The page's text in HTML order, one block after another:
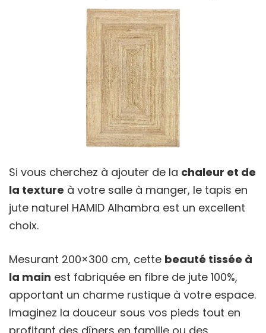
Si vous cherchez à ajouter de la chaleur et de
la texture à votre salle à manger, le tapis en
jute naturel HAMID Alhambra est un excellent
choix.
Mesurant 200×300 cm, cette beauté tissée à
la main est fabriquée en fibre de jute 100%,
apportant un charme rustique à votre espace.
Imaginez la douceur sous vos pieds tout en